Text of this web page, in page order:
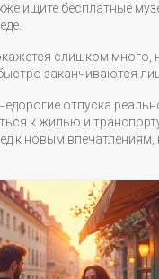
ищите бесплатные
слишком много,
заканчиваются
отпуска
к жилью и
к новым впечатлениям,